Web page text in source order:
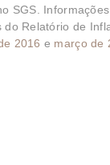
SGS.
do Relatório de
2016 e março de